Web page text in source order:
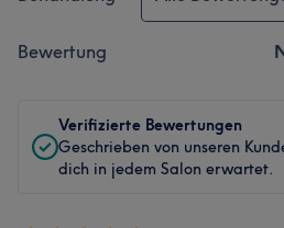
Bewertung
Verifizierte Bewertungen
Geschrieben von unseren
dich in jedem Salon erwartet.